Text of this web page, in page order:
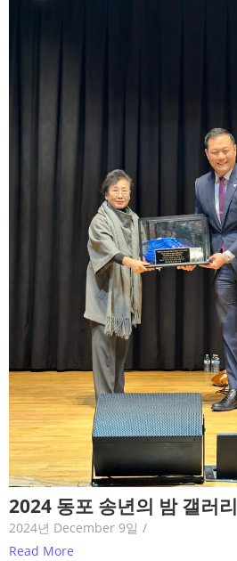
2024 동포 송년의 밤 갤러리
2024년 December 9일 /
Read More